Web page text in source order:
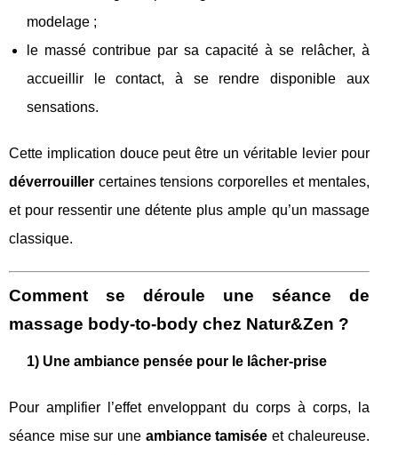
modelage ;
le massé contribue par sa capacité à se relâcher, à
accueillir le contact, à se rendre disponible aux
sensations.
Cette implication douce peut être un véritable levier pour
déverrouiller certaines tensions corporelles et mentales,
et pour ressentir une détente plus ample qu’un massage
classique.
Comment se déroule une séance de
massage body-to-body chez Natur&Zen ?
1) Une ambiance pensée pour le lâcher-prise
Pour amplifier l’effet enveloppant du corps à corps, la
séance mise sur une ambiance tamisée et chaleureuse.